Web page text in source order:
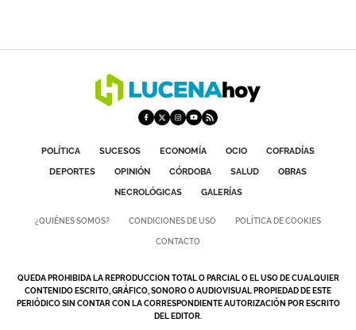
POLÍTICA SUCESOS ECONOMÍA OCIO
COFRADÍAS
DEPORTES
OPINIÓN CÓRDOBA SALUD
OBRAS
NECROLÓGICAS
GALERÍAS
¿QUIÉNES SOMOS? CONDICIONES DE USO POLÍTICA DE COOKIES
CONTACTO
QUEDA PROHIBIDA LA REPRODUCCION TOTAL O PARCIAL O EL USO DE CUALQUIER
CONTENIDO ESCRITO, GRÁFICO, SONORO O AUDIOVISUAL PROPIEDAD DE ESTE
PERIÓDICO SIN CONTAR CON LA CORRESPONDIENTE AUTORIZACIÓN POR ESCRITO
DEL EDITOR.